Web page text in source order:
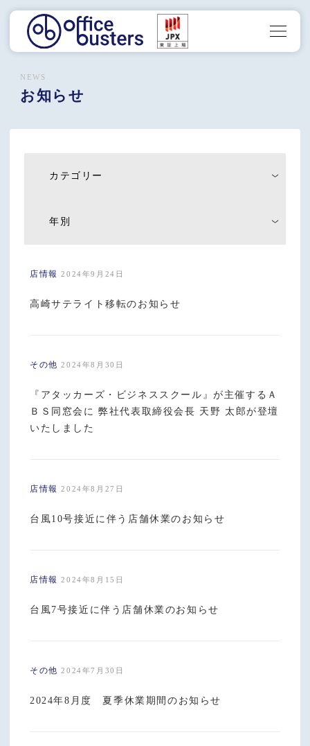
NEWS
お知らせ
カテゴリー
年別
店情報 2024年9月24日
高崎サテライト移転のお知らせ
その他 2024年8月30日
『アタッカーズ・ビジネススクール』が主催するＡ
ＢＳ同窓会に 弊社代表取締役会長 天野 太郎が登壇
いたしました
店情報 2024年8月27日
台風10号接近に伴う店舗休業のお知らせ
店情報 2024年8月15日
台風7号接近に伴う店舗休業のお知らせ
その他 2024年7月30日
2024年8月度 夏季休業期間のお知らせ